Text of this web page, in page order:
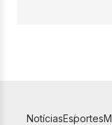
NotíciasEsportes